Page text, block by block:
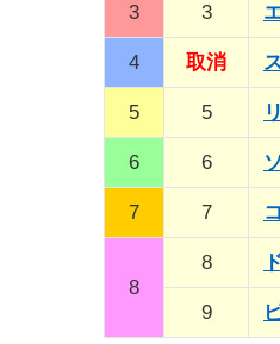
3 3
4 取消
5 5
6 6
7 7
8
8
9